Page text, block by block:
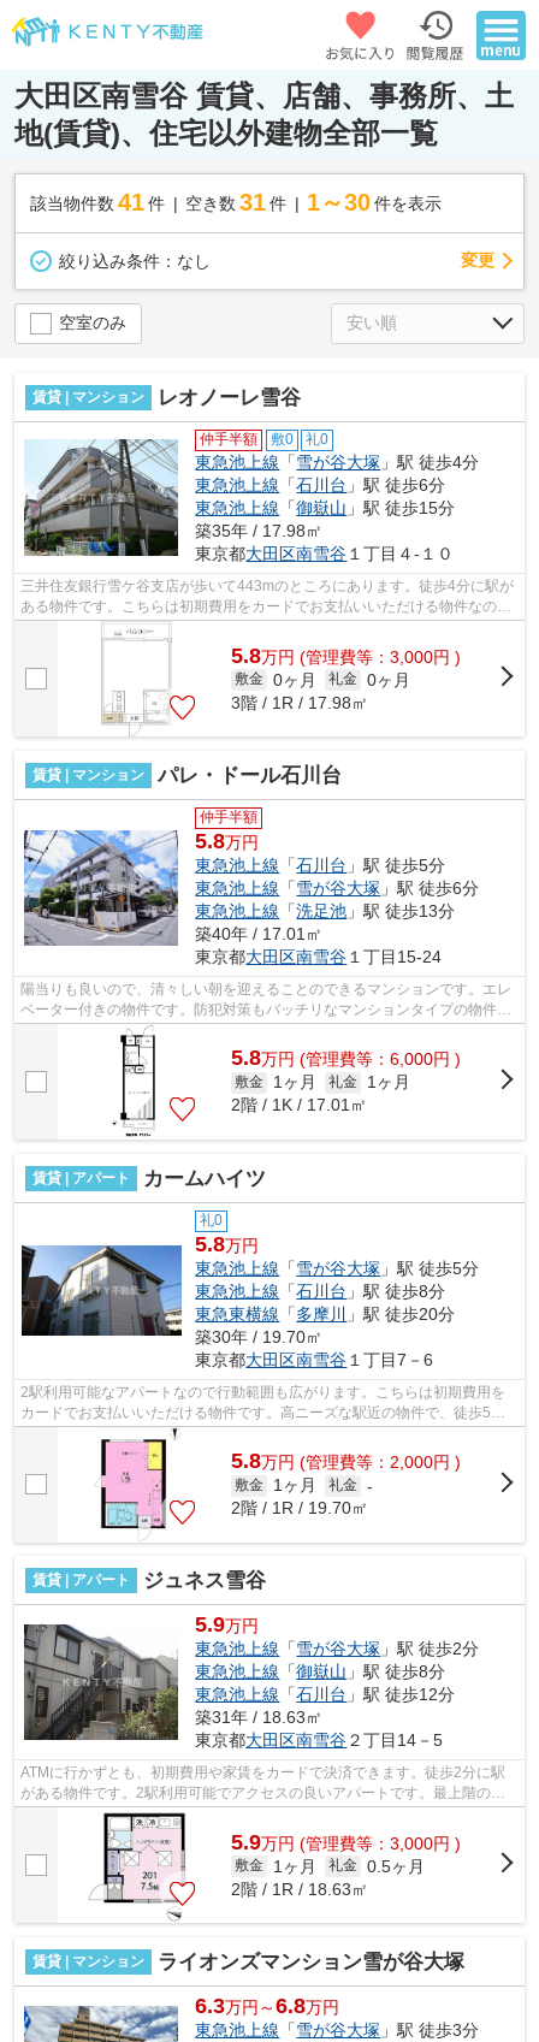
大田区南雪谷 賃貸、店舗、事務所、土
地(賃貸)、住宅以外建物全部一覧
該当物件数 41件 空き数 31 件 1～30 件を表示
絞り込み条件： なし 変更
空室のみ
賃貸 | マンション レオノーレ雪谷
仲手半額 敷0 礼0
東急池上線 「雪が谷大塚 」駅 徒歩4分
東急池上線 「石川台 」駅 徒歩6分
東急池上線 「御嶽山 」駅 徒歩15分
築35年 / 17.98㎡
東京都大田区南雪谷 １丁目４-１０
三井住友銀行雪ケ谷支店が歩いて443mのところにあります。徒歩4分に駅が
ある物件です。こちらは初期費用をカードでお支払いいただける物件なの
で、支払い手続きの手間が省けます。こち...
5.8万円 (管理費等：3,000円 )
敷金 0ヶ月 礼金 0ヶ月
3階 / 1R / 17.98㎡
賃貸 | マンション パレ・ドール石川台
仲手半額
5.8万円
東急池上線 「石川台 」駅 徒歩5分
東急池上線 「雪が谷大塚 」駅 徒歩6分
東急池上線 「洗足池 」駅 徒歩13分
築40年 / 17.01㎡
東京都大田区南雪谷 １丁目15-24
陽当りも良いので、清々しい朝を迎えることのできるマンションです。エレ
ベーター付きの物件です。防犯対策もバッチリなマンションタイプの物件で
す。徒歩5分に駅がある物件です。平坦...
5.8万円 (管理費等：6,000円 )
敷金 1ヶ月 礼金
1ヶ月
2階 / 1K / 17.01㎡
賃貸 | アパート カームハイツ
礼0
5.8万円
東急池上線 「雪が谷大塚 」駅 徒歩5分
東急池上線 「石川台 」駅 徒歩8分
東急東横線 「多摩川 」駅 徒歩20分
築30年 / 19.70㎡
東京都大田区南雪谷 １丁目7－6
2駅利用可能なアパートなので行動範囲も広がります。こちらは初期費用を
カードでお支払いいただける物件です。高ニーズな駅近の物件で、徒歩5分
で駅に行くことができます。アレルギー...
5.8万円 (管理費等：2,000円 )
敷金 1ヶ月 礼金 -
2階 / 1R / 19.70㎡
賃貸 | アパート ジュネス雪谷
5.9万円
東急池上線 「雪が谷大塚 」駅 徒歩2分
東急池上線 「御嶽山 」駅 徒歩8分
東急池上線 「石川台 」駅 徒歩12分
築31年 / 18.63㎡
東京都大田区南雪谷２丁目14－5
ATMに行かずとも、初期費用や家賃をカードで決済できます。徒歩2分に駅
がある物件です。2駅利用可能でアクセスの良いアパートです。最上階のア
パートです。いつでも快適空間を味わえる...
5.9万円 (管理費等：3,000円 )
敷金 1ヶ月 礼金 0.5ヶ月
2階 / 1R / 18.63㎡
賃貸 | マンション ライオンズマンション雪が谷大塚
6.3万円～6.8万円
東急池上線 「雪が谷大塚 」駅 徒歩3分